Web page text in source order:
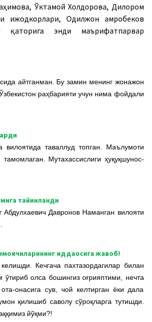
Ўктамой Холдорова, Дилором
ижодкорлари, Одилжон Ҳамробеков
қаторига энди маърифатпарвар
айтганман. Бу замин менинг жонажон
раҳбарияти учун нима фойдали
таваллуд топган. Маълумоти
Мутахассислиги ҳуқуқшунос-
тайинланди
Давронов Наманган вилояти
иддаосига жавоб!
Кечгача пахтазордагилар билан
олса бошингиз оғрияптими, нечта
онасига сув, чой келтирган ёки дала
қилишиб саволу сўроқларга тутишди.
йўқми?!